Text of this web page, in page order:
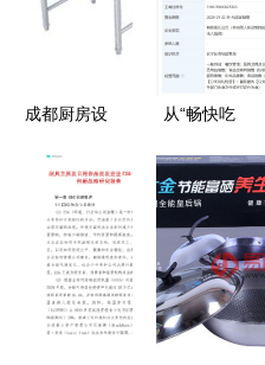
评
成都厨房设
制品的行业
全景 从厨
具到卫具的
变革
从“畅快吃
思维 探鱼
新公司与厨
具卫具的创
意融合